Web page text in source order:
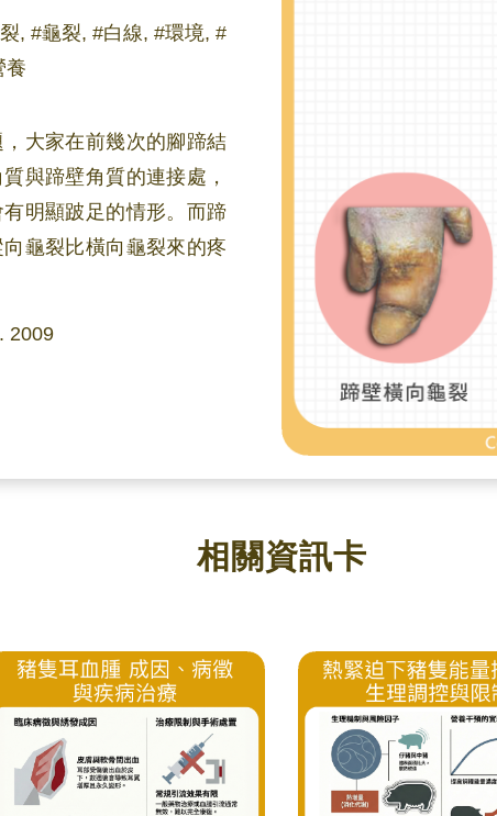
, #龜裂, #白線, #環境, #
養
大家在前幾次的腳蹄結
與蹄壁角質的連接處，
明顯跛足的情形。而蹄
龜裂比橫向龜裂來的疼
2009
相關資訊卡